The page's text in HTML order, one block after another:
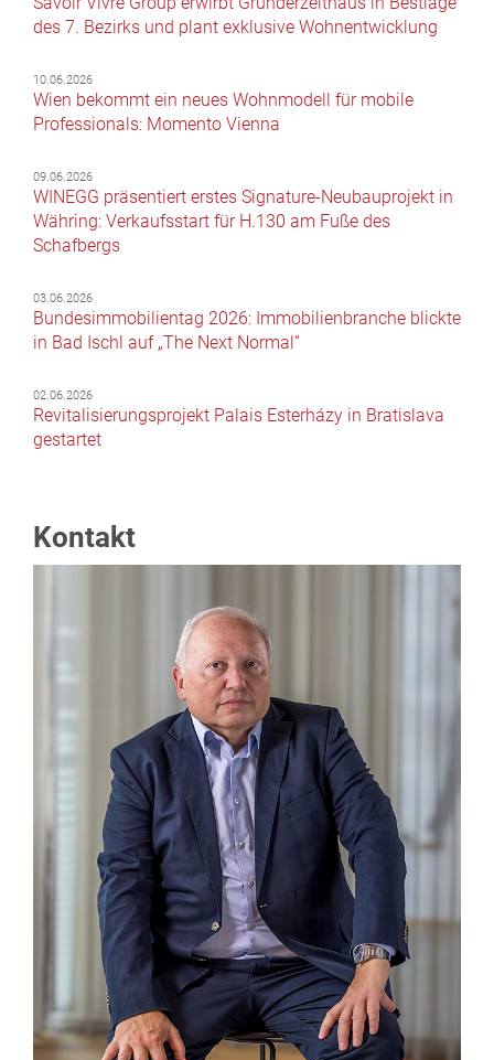
des 7. Bezirks und plant exklusive Wohnentwicklung
10.06.2026
Wien bekommt ein neues Wohnmodell für mobile
Professionals: Momento Vienna
09.06.2026
WINEGG präsentiert erstes Signature-Neubauprojekt in
Währing: Verkaufsstart für H.130 am Fuße des
Schafbergs
03.06.2026
Bundesimmobilientag 2026: Immobilienbranche blickte
in Bad Ischl auf „The Next Normal“
02.06.2026
Revitalisierungsprojekt Palais Esterházy in Bratislava
gestartet
Kontakt